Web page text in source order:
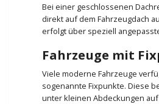
Bei einer geschlossenen
direkt auf dem Fahrzeugdach
erfolgt über speziell
Fahrzeuge mit
Viele moderne Fahrzeuge
sogenannte Fixpunkte. Diese
unter kleinen Abdeckungen auf